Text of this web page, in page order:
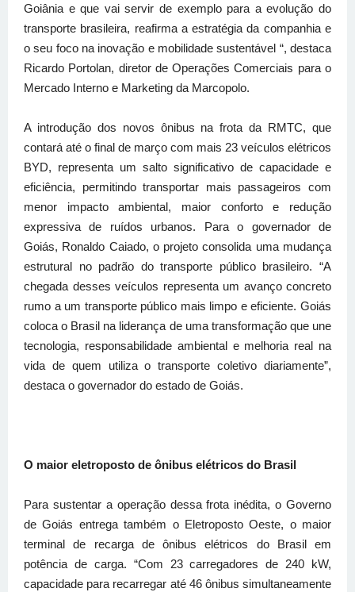
Goiânia e que vai servir de exemplo para a evolução do
transporte brasileira, reafirma a estratégia da companhia e
o seu foco na inovação e mobilidade sustentável “, destaca
Ricardo Portolan, diretor de Operações Comerciais para o
Mercado Interno e Marketing da Marcopolo.
A introdução dos novos ônibus na frota da RMTC, que
contará até o final de março com mais 23 veículos elétricos
BYD, representa um salto significativo de capacidade e
eficiência, permitindo transportar mais passageiros com
menor impacto ambiental, maior conforto e redução
expressiva de ruídos urbanos. Para o governador de
Goiás, Ronaldo Caiado, o projeto consolida uma mudança
estrutural no padrão do transporte público brasileiro. “A
chegada desses veículos representa um avanço concreto
rumo a um transporte público mais limpo e eficiente. Goiás
coloca o Brasil na liderança de uma transformação que une
tecnologia, responsabilidade ambiental e melhoria real na
vida de quem utiliza o transporte coletivo diariamente”,
destaca o governador do estado de Goiás.
O maior eletroposto de ônibus elétricos do Brasil
Para sustentar a operação dessa frota inédita, o Governo
de Goiás entrega também o Eletroposto Oeste, o maior
terminal de recarga de ônibus elétricos do Brasil em
potência de carga. “Com 23 carregadores de 240 kW,
capacidade para recarregar até 46 ônibus simultaneamente